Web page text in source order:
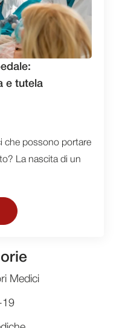
e tutela
che possono portare
La nascita di un
Medici
19